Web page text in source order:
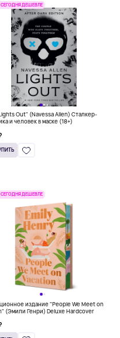
СЕГОДНЯ ДЕШЕВЛЕ
Out" (Navessa Allen) Сталкер-
и человек в маске (18+)
СЕГОДНЯ ДЕШЕВЛЕ
издание "People We Meet on
(Эмили Генри) Deluxe Hardcover